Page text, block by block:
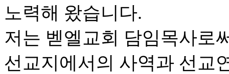
노력해 왔습니다.
저는 벧엘교회 담임목사로
선교지에서의 사역과 선교